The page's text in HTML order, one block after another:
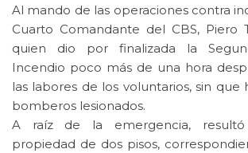
Al mando de las operaciones contra
Cuarto Comandante del CBS, Piero
quien dio por finalizada la
Incendio poco más de una hora
las labores de los voluntarios, sin que
bomberos lesionados.
A raíz de la emergencia,
propiedad de dos pisos,